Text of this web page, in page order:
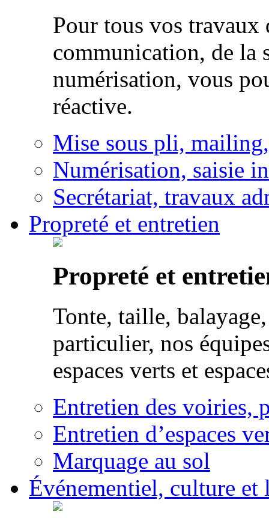
Pour tous vos travaux
communication, de la
numérisation, vous
réactive.
Mise sous pli,
Numérisation, saisie
Secrétariat, travaux
Propreté et entretien
Propreté et
Tonte, taille,
particulier, nos
espaces verts et
Entretien des voiries,
Entretien d’espaces
Marquage au sol
Événementiel, culture et